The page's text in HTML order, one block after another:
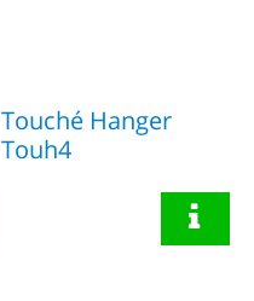
Touché Hanger
Touh4